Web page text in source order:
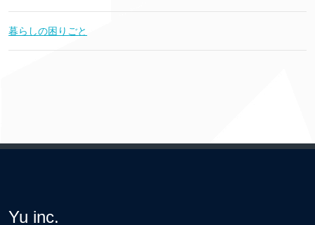
暮らしの困りごと
Yu inc.